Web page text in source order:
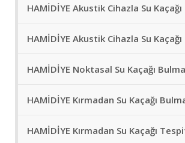
HAMİDİYE Akustik Cihazla Su
HAMİDİYE Akustik Cihazla Su
HAMİDİYE Noktasal Su Kaçağı Bulma
HAMİDİYE Kırmadan Su Kaçağı
HAMİDİYE Kırmadan Su Kaçağı